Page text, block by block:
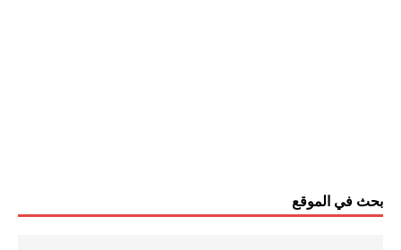
بحث في الموقع